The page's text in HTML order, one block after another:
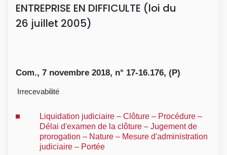
ENTREPRISE EN DIFFICULTE (loi du
26 juillet 2005)
Com., 7 novembre 2018, n° 17-16.176, (P)
Irrecevabilité
Liquidation judiciaire – Clôture – Procédure –
Délai d'examen de la clôture – Jugement de
prorogation – Nature – Mesure d'administration
judiciaire – Portée